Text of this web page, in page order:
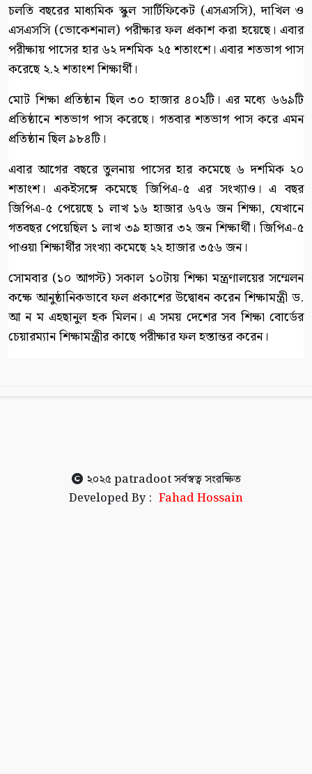
চলতি বছরের মাধ্যমিক স্কুল সার্টিফিকেট (এসএসসি), দাখিল ও
এসএসসি (ভোকেশনাল) পরীক্ষার ফল প্রকাশ করা হয়েছে। এবার
পরীক্ষায় পাসের হার ৬২ দশমিক ২৫ শতাংশে। এবার শতভাগ পাস
করেছে ২.২ শতাংশ শিক্ষার্থী।
মোট শিক্ষা প্রতিষ্ঠান ছিল ৩০ হাজার ৪০২টি। এর মধ্যে ৬৬৯টি
প্রতিষ্ঠানে শতভাগ পাস করেছে। গতবার শতভাগ পাস করে এমন
প্রতিষ্ঠান ছিল ৯৮৪টি।
এবার আগের বছরে তুলনায় পাসের হার কমেছে ৬ দশমিক ২০
শতাংশ। একইসঙ্গে কমেছে জিপিএ-৫ এর সংখ্যাও। এ বছর
জিপিএ-৫ পেয়েছে ১ লাখ ১৬ হাজার ৬৭৬ জন শিক্ষা, যেখানে
গতবছর পেয়েছিল ১ লাখ ৩৯ হাজার ৩২ জন শিক্ষার্থী। জিপিএ-৫
পাওয়া শিক্ষার্থীর সংখ্যা কমেছে ২২ হাজার ৩৫৬ জন।
সোমবার (১০ আগস্ট) সকাল ১০টায় শিক্ষা মন্ত্রণালয়ের সম্মেলন
কক্ষে আনুষ্ঠানিকভাবে ফল প্রকাশের উদ্বোধন করেন শিক্ষামন্ত্রী ড.
আ ন ম এহছানুল হক মিলন। এ সময় দেশের সব শিক্ষা বোর্ডের
চেয়ারম্যান শিক্ষামন্ত্রীর কাছে পরীক্ষার ফল হস্তান্তর করেন।
২০২৫ patradootসর্বস্বত্ব সংরক্ষিত
Developed By : Fahad Hossain